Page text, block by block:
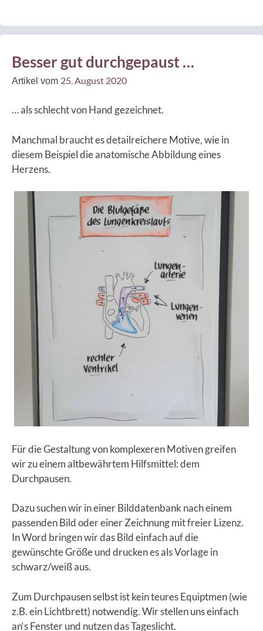
Besser gut durchgepaust …
Artikel vom 25. August 2020
… als schlecht von Hand gezeichnet.
Manchmal braucht es detailreichere Motive, wie in
diesem Beispiel die anatomische Abbildung eines
Herzens.
Für die Gestaltung von komplexeren Motiven greifen
wir zu einem altbewährtem Hilfsmittel: dem
Durchpausen.
Dazu suchen wir in einer Bilddatenbank nach einem
passenden Bild oder einer Zeichnung mit freier Lizenz.
In Word bringen wir das Bild einfach auf die
gewünschte Größe und drucken es als Vorlage in
schwarz/weiß aus.
Zum Durchpausen selbst ist kein teures Equiptmen (wie
z.B. ein Lichtbrett) notwendig. Wir stellen uns einfach
an‘s Fenster und nutzen das Tageslicht.